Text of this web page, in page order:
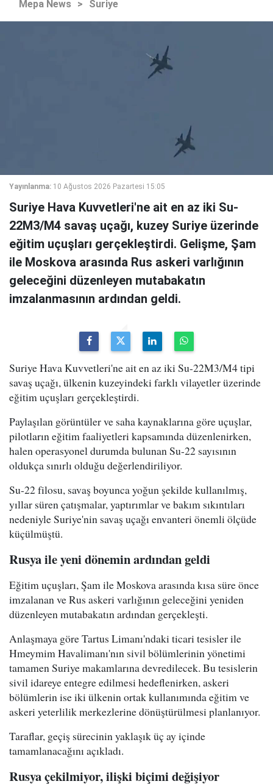
Mepa News > Suriye
Yayınlanma: 10 Ağustos 2026 Pazartesi 15:05
Suriye Hava Kuvvetleri'ne ait en az iki Su-
22M3/M4 savaş uçağı, kuzey Suriye üzerinde
eğitim uçuşları gerçekleştirdi. Gelişme, Şam
ile Moskova arasında Rus askeri varlığının
geleceğini düzenleyen mutabakatın
imzalanmasının ardından geldi.
Suriye Hava Kuvvetleri'ne ait en az iki Su-22M3/M4 tipi
savaş uçağı, ülkenin kuzeyindeki farklı vilayetler üzerinde
eğitim uçuşları gerçekleştirdi.
Paylaşılan görüntüler ve saha kaynaklarına göre uçuşlar,
pilotların eğitim faaliyetleri kapsamında düzenlenirken,
halen operasyonel durumda bulunan Su-22 sayısının
oldukça sınırlı olduğu değerlendiriliyor.
Su-22 filosu, savaş boyunca yoğun şekilde kullanılmış,
yıllar süren çatışmalar, yaptırımlar ve bakım sıkıntıları
nedeniyle Suriye'nin savaş uçağı envanteri önemli ölçüde
küçülmüştü.
Rusya ile yeni dönemin ardından geldi
Eğitim uçuşları, Şam ile Moskova arasında kısa süre önce
imzalanan ve Rus askeri varlığının geleceğini yeniden
düzenleyen mutabakatın ardından gerçekleşti.
Anlaşmaya göre Tartus Limanı'ndaki ticari tesisler ile
Hmeymim Havalimanı'nın sivil bölümlerinin yönetimi
tamamen Suriye makamlarına devredilecek. Bu tesislerin
sivil idareye entegre edilmesi hedeflenirken, askeri
bölümlerin ise iki ülkenin ortak kullanımında eğitim ve
askeri yeterlilik merkezlerine dönüştürülmesi planlanıyor.
Taraflar, geçiş sürecinin yaklaşık üç ay içinde
tamamlanacağını açıkladı.
Rusya çekilmiyor, ilişki biçimi değişiyor